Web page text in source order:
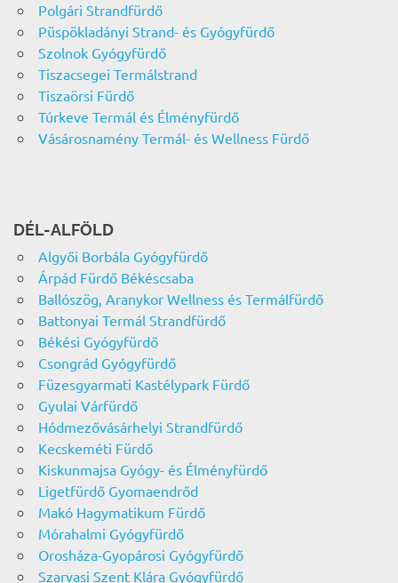
Polgári Strandfürdő
Püspökladányi Strand- és Gyógyfürdő
Szolnok Gyógyfürdő
Tiszacsegei Termálstrand
Tiszaörsi Fürdő
Túrkeve Termál és Élményfürdő
Vásárosnamény Termál- és Wellness Fürdő
DÉL-ALFÖLD
Algyői Borbála Gyógyfürdő
Árpád Fürdő Békéscsaba
Ballószög, Aranykor Wellness és Termálfürdő
Battonyai Termál Strandfürdő
Békési Gyógyfürdő
Csongrád Gyógyfürdő
Füzesgyarmati Kastélypark Fürdő
Gyulai Várfürdő
Hódmezővásárhelyi Strandfürdő
Kecskeméti Fürdő
Kiskunmajsa Gyógy- és Élményfürdő
Ligetfürdő Gyomaendrőd
Makó Hagymatikum Fürdő
Mórahalmi Gyógyfürdő
Orosháza-Gyopárosi Gyógyfürdő
Szarvasi Szent Klára Gyógyfürdő